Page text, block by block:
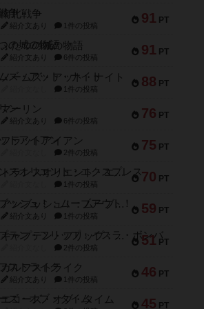
91 PT
南北戦争
紹介文あり 1件の投稿
91 PT
ふたつの城の物語
紹介文あり 6件の投稿
88 PT
ノームズ・アット・ナイト
1件の投稿
76 PT
マーリン
紹介文あり 6件の投稿
75 PT
フラットアイアン
2件の投稿
70 PT
トランスオリエント・エクスプレス
1件の投稿
59 PT
アンブッシュ！：ムーブアウト！
紹介文あり 1件の投稿
51 PT
キャプテン・フリップ：イスラ・ボンバ
2件の投稿
46 PT
ガルフストライク
紹介文あり 1件の投稿
45 PT
エコーズ・オブ・タイム